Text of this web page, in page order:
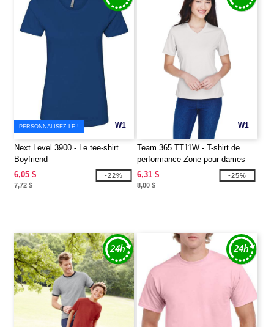
W1
PERSONNALISEZ-LE !
Next Level 3900 - Le tee-shirt
Boyfriend
6,05 $
7,72 $
-22%
W1
Team 365 TT11W - T-shirt de
performance Zone pour dames
6,31 $
8,00 $
-25%